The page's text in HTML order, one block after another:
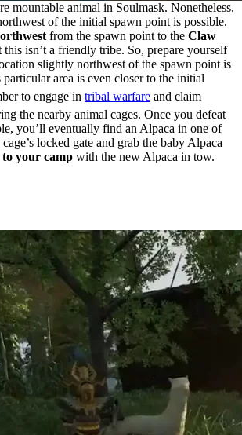
mountable animal in Soulmask. Nonetheless,
of the initial spawn point is possible.
from the spawn point to the Claw
this isn’t a friendly tribe. So, prepare yourself
slightly northwest of the spawn point is
particular area is even closer to the initial
to engage in tribal warfare and claim
the nearby animal cages. Once you defeat
you’ll eventually find an Alpaca in one of
locked gate and grab the baby Alpaca
your camp with the new Alpaca in tow.